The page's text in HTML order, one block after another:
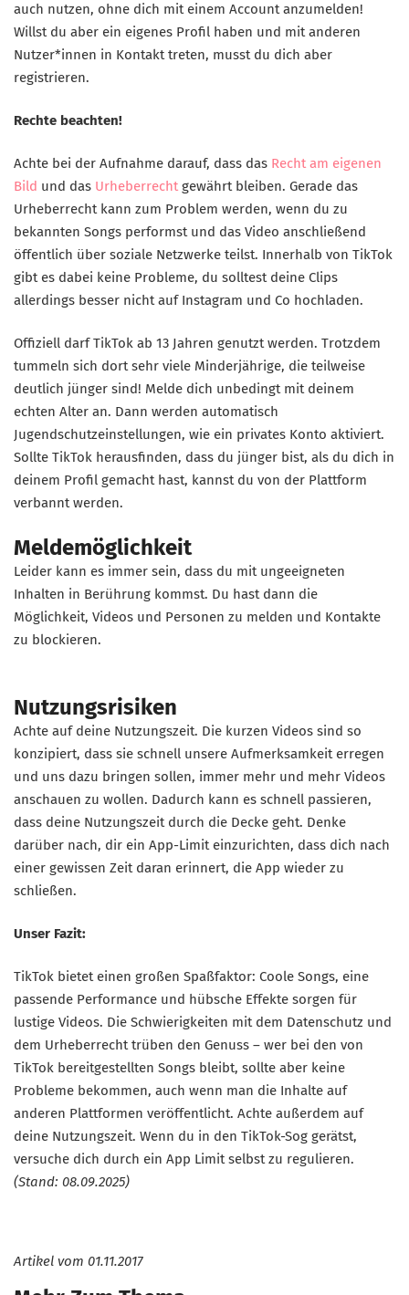
auch nutzen, ohne dich mit einem Account anzumelden!
Willst du aber ein eigenes Profil haben und mit anderen
Nutzer*innen in Kontakt treten, musst du dich aber
registrieren.
Rechte beachten!
Achte bei der Aufnahme darauf, dass das Recht am eigenen
Bild und das Urheberrechtgewährt bleiben. Gerade das
Urheberrecht kann zum Problem werden, wenn du zu
bekannten Songs performst und das Video anschließend
öffentlich über soziale Netzwerke teilst. Innerhalb von TikTok
gibt es dabei keine Probleme, du solltest deine Clips
allerdings besser nicht auf Instagram und Co hochladen.
Offiziell darf TikTok ab 13 Jahren genutzt werden. Trotzdem
tummeln sich dort sehr viele Minderjährige, die teilweise
deutlich jünger sind! Melde dich unbedingt mit deinem
echten Alter an. Dann werden automatisch
Jugendschutzeinstellungen, wie ein privates Konto aktiviert.
Sollte TikTok herausfinden, dass du jünger bist, als du dich in
deinem Profil gemacht hast, kannst du von der Plattform
verbannt werden.
Meldemöglichkeit
Leider kann es immer sein, dass du mit ungeeigneten
Inhalten in Berührung kommst. Du hast dann die
Möglichkeit, Videos und Personen zu melden und Kontakte
zu blockieren.
Nutzungsrisiken
Achte auf deine Nutzungszeit. Die kurzen Videos sind so
konzipiert, dass sie schnell unsere Aufmerksamkeit erregen
und uns dazu bringen sollen, immer mehr und mehr Videos
anschauen zu wollen. Dadurch kann es schnell passieren,
dass deine Nutzungszeit durch die Decke geht. Denke
darüber nach, dir ein App-Limit einzurichten, dass dich nach
einer gewissen Zeit daran erinnert, die App wieder zu
schließen.
Unser Fazit:
TikTok bietet einen großen Spaßfaktor: Coole Songs, eine
passende Performance und hübsche Effekte sorgen für
lustige Videos. Die Schwierigkeiten mit dem Datenschutz und
dem Urheberrecht trüben den Genuss – wer bei den von
TikTok bereitgestellten Songs bleibt, sollte aber keine
Probleme bekommen, auch wenn man die Inhalte auf
anderen Plattformen veröffentlicht. Achte außerdem auf
deine Nutzungszeit. Wenn du in den TikTok-Sog gerätst,
versuche dich durch ein App Limit selbst zu regulieren.
(Stand: 08.09.2025)
Artikel vom 01.11.2017